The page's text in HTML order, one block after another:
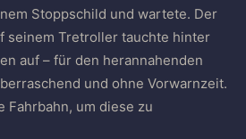
Stoppschild und wartete. Der
seinem Tretroller tauchte hinter
auf – für den herannahenden
und ohne Vorwarnzeit.
Fahrbahn, um diese zu